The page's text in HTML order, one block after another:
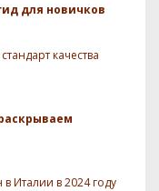
для новичков
качества
Италии в 2024 году